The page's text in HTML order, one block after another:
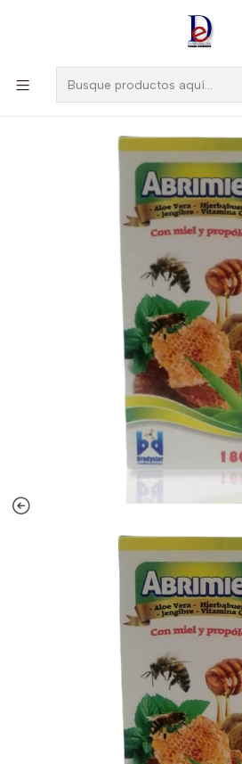
, Si eres
BOLSA ORINA X 2000 ML --